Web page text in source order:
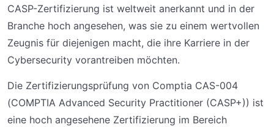
CASP-Zertifizierung ist weltweit anerkannt und in der
Branche hoch angesehen, was sie zu einem wertvollen
Zeugnis für diejenigen macht, die ihre Karriere in der
Cybersecurity vorantreiben möchten.
Die Zertifizierungsprüfung von Comptia CAS-004
(COMPTIA Advanced Security Practitioner (CASP+)) ist
eine hoch angesehene Zertifizierung im Bereich